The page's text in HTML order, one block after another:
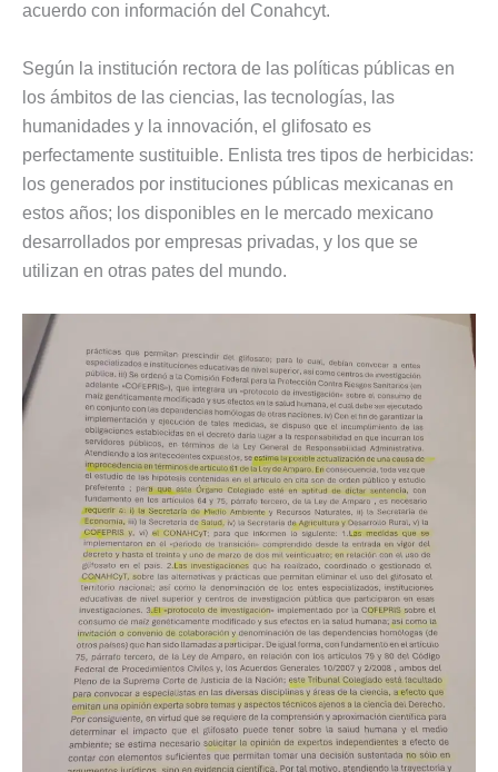
acuerdo con información del Conahcyt.
Según la institución rectora de las políticas públicas en
los ámbitos de las ciencias, las tecnologías, las
humanidades y la innovación, el glifosato es
perfectamente sustituible. Enlista tres tipos de herbicidas:
los generados por instituciones públicas mexicanas en
estos años; los disponibles en le mercado mexicano
desarrollados por empresas privadas, y los que se
utilizan en otras pates del mundo.